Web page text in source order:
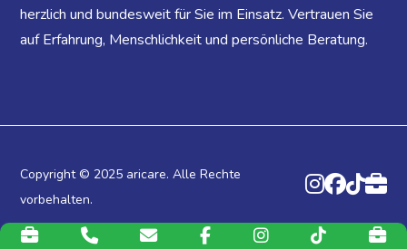
herzlich und bundesweit für Sie im Einsatz. Vertrauen Sie
auf Erfahrung, Menschlichkeit und persönliche Beratung.
Copyright © 2025 aricare. Alle Rechte
vorbehalten.